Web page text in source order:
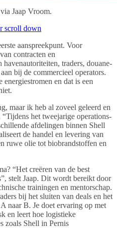
via Jaap Vroom.
scroll down
aanspreekpunt. Voor
contracten en
traders, douane-
bij de commercieel operators.
en dat is een
maar ik heb al zoveel geleerd en
het tweejarige operations-
afdelingen binnen Shell
de handel en levering van
ruwe olie tot biobrandstoffen en
“Het creëren van de best
stelt Jaap. Dit wordt bereikt door
trainingen en mentorschap.
bij het sluiten van deals en het
naar B. Je doet ervaring op met
en leert hoe logistieke
zoals Shell in Pernis